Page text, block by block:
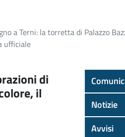
a Terni: la torretta di Palazzo
ufficiale
di
il
Notizie
Avvisi